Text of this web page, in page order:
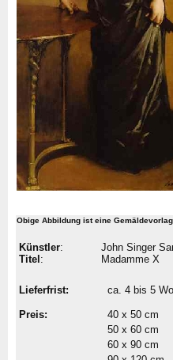
Obige Abbildung ist eine
Künstler:
Titel :
John Singer
Madamme X
Lieferfrist: ca. 4 bis 5
Preis: 40 x 50 cm
50 x 60 cm
60 x 90 cm